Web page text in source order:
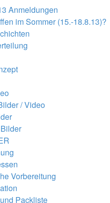
Anmeldungen
im Sommer (15.-18.8.13)?
/ Video
Vorbereitung
Packliste